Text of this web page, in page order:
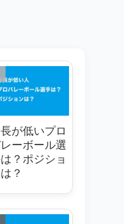
が低いプロ
ーボール選
？ポジショ
？